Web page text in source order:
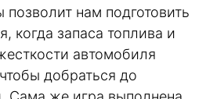
нам подготовить
когда запаса топлива и
автомобиля
добраться до